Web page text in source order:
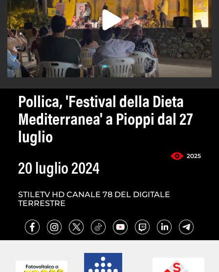
Pollica, 'Festival della Dieta
Mediterranea' a Pioppi dal 27
luglio
2025
20 luglio 2024
STILETV HD CANALE 78 DEL DIGITALE
TERRESTRE